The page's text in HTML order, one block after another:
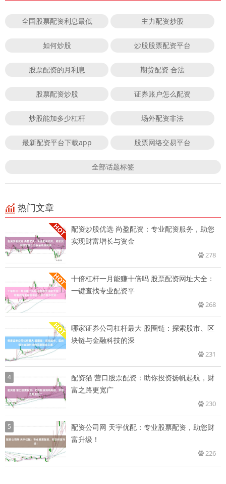
全国股票配资利息最低 主力配资炒股
如何炒股 炒股股票配资平台
股票配资的月利息 期货配资 合法
股票配资炒股 证券账户怎么配资
炒股能加多少杠杆 场外配资非法
最新配资平台下载app 股票网络交易平台
全部话题标签
热门文章
配资炒股优选 尚盈配资：专业配资服务，助您
实现财富增长与资金
278
十倍杠杆一月能赚十倍吗 股票配资网址大全：
一键查找专业配资平
268
哪家证券公司杠杆最大 股圈链：探索股市、区
块链与金融科技的深
231
4
配资猫 营口股票配资：助你投资扬帆起航，财
富之路更宽广
230
5
配资公司网 天宇优配：专业股票配资，助您财
富升级！
226